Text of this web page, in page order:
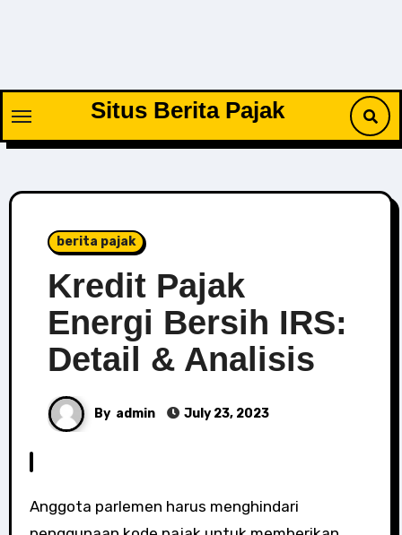
Situs Berita Pajak
berita pajak
Kredit Pajak
Energi Bersih IRS:
Detail & Analisis
By admin July 23, 2023
Anggota parlemen harus menghindari